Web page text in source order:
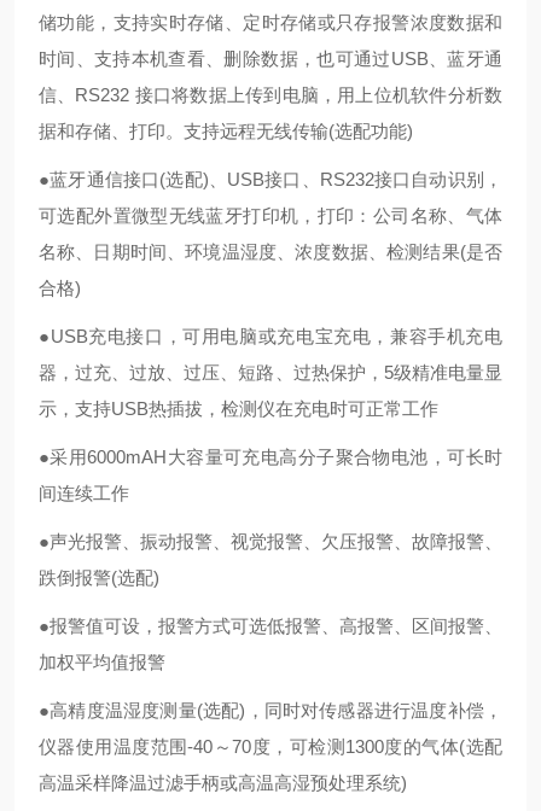
储功能，支持实时存储、定时存储或只存报警浓度数据和
时间、支持本机查看、删除数据，也可通过USB、蓝牙通
信、RS232 接口将数据上传到电脑，用上位机软件分析数
据和存储、打印。支持远程无线传输(选配功能)
●蓝牙通信接口(选配)、USB接口、RS232接口自动识别，
可选配外置微型无线蓝牙打印机，打印：公司名称、气体
名称、日期时间、环境温湿度、浓度数据、检测结果(是否
合格)
●USB充电接口，可用电脑或充电宝充电，兼容手机充电
器，过充、过放、过压、短路、过热保护，5级精准电量显
示，支持USB热插拔，检测仪在充电时可正常工作
●采用6000mAH大容量可充电高分子聚合物电池，可长时
间连续工作
●声光报警、振动报警、视觉报警、欠压报警、故障报警、
跌倒报警(选配)
●报警值可设，报警方式可选低报警、高报警、区间报警、
加权平均值报警
●高精度温湿度测量(选配)，同时对传感器进行温度补偿，
仪器使用温度范围-40～70度，可检测1300度的气体(选配
高温采样降温过滤手柄或高温高湿预处理系统)